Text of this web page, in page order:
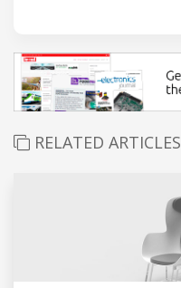
RELATED ARTICLES